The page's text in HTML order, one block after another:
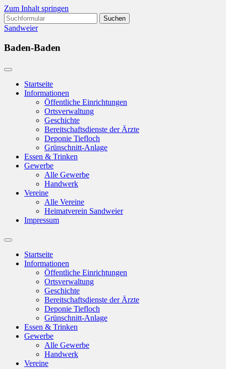
Zum Inhalt springen
Suchen
nach:
Sandweier
Baden-Baden
Startseite
Informationen
Öffentliche Einrichtungen
Ortsverwaltung
Geschichte
Bereitschaftsdienste der Ärzte
Deponie Tiefloch
Grünschnitt-Anlage
Essen & Trinken
Gewerbe
Alle Gewerbe
Handwerk
Vereine
Alle Vereine
Heimatverein Sandweier
Impressum
Suchfeld
ein-/ausblenden
Startseite
Informationen
Öffentliche Einrichtungen
Ortsverwaltung
Geschichte
Bereitschaftsdienste der Ärzte
Deponie Tiefloch
Grünschnitt-Anlage
Essen & Trinken
Gewerbe
Alle Gewerbe
Handwerk
Vereine